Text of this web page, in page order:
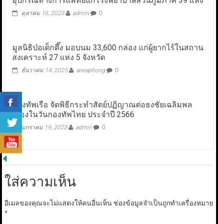
ตุลาคม 16, 2023 admin 0
มูลนิธิป่อเต็กตึ๊ง มอบนม 33,600 กล่อง แก่ผู้ยากไร้ในสถาน
สงเคราะห์ 27 แห่ง 5 จังหวัด
ธันวาคม 14, 2025 aneaphong 0
กองทัพเรือ จัดพิธีกระทำสัตย์ปฏิญาณต่อธงชัยเฉลิมพล
เนื่องในวันกองทัพไทย ประจำปี 2566
มกราคม 19, 2023 admin 0
ใส่ความเห็น
อีเมลของคุณจะไม่แสดงให้คนอื่นเห็น ช่องข้อมูลจำเป็นถูกทำเครื่องหมาย
*